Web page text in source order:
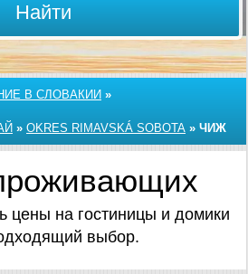
Найти
В СЛОВАКИИ »
» OKRES RIMAVSKÁ SOBOTA » ЧИЖ
цены на гостиницы и домики
выбор.